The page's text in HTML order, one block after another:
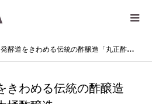
道をきわめる伝統の酢醸造「丸正酢醸造元｜木桶酢醸造」
きわめる伝統の酢醸造